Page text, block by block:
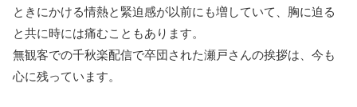
ときにかける情熱と緊迫感が以前にも増していて、胸に迫る
と共に時には痛むこともあります。
無観客での千秋楽配信で卒団された瀬戸さんの挨拶は、今も
心に残っています。